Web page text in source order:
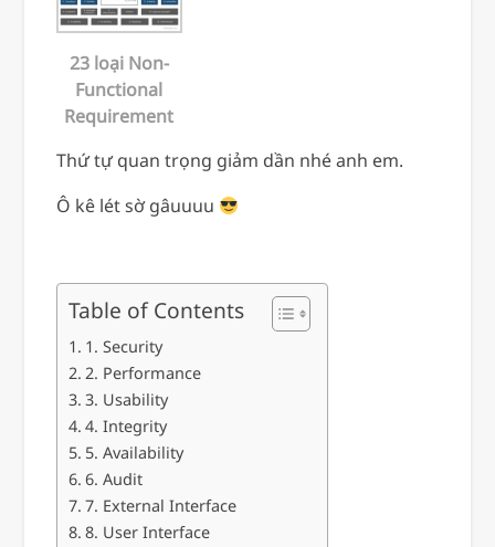
23 loại Non-
Functional
Requirement
Thứ tự quan trọng giảm dần nhé anh em.
Ô kê lét sờ gâuuuu
Table of Contents
1. Security
2. Performance
3. Usability
4. Integrity
5. Availability
6. Audit
7. External Interface
8. User Interface